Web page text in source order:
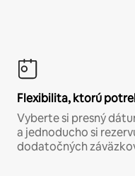
Flexibilita, ktorú
Vyberte si presný
a jednoducho si
dodatočných